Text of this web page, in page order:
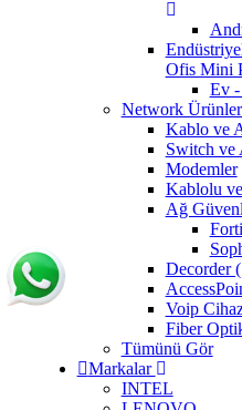
Ofis Mini
Ev
Network
Kablo ve
Switch ve
Modemler
Kablolu
Ağ
Decorder
Voip
Fiber
Tümünü Gör
Markalar
INTEL